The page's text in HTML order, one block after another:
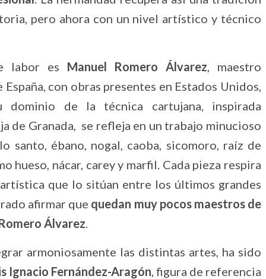
pero ahora con un nivel artístico y técnico
labor es Manuel Romero Álvarez , maestro
con obras presentes en Estados Unidos,
dominio de la técnica cartujana, inspirada
de Granada, se refleja en un trabajo minucioso
santo, ébano, nogal, caoba, sicomoro, raíz de
hueso, nácar, carey y marfil. Cada pieza respira
que lo sitúan entre los últimos grandes
afirmar que quedan muy pocos maestros de
Álvarez
armoniosamente las distintas artes, ha sido
Ignacio Fernández-Aragón , figura de referencia